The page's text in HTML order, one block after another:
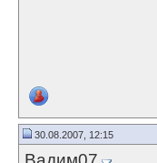
30.08.2007, 12:15